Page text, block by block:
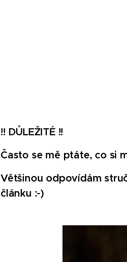
!! DŮLEŽITÉ !!
Často se mě ptáte, co si
Většinou odpovídám
článku :-)